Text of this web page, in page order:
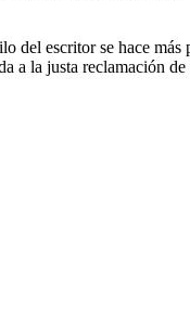
del escritor se hace
la justa reclamación de